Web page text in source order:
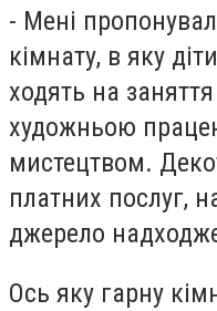
- Мені
кімнату, в яку
ходять на
художньою
мистецтвом.
платних послуг,
джерело
Ось яку гарну